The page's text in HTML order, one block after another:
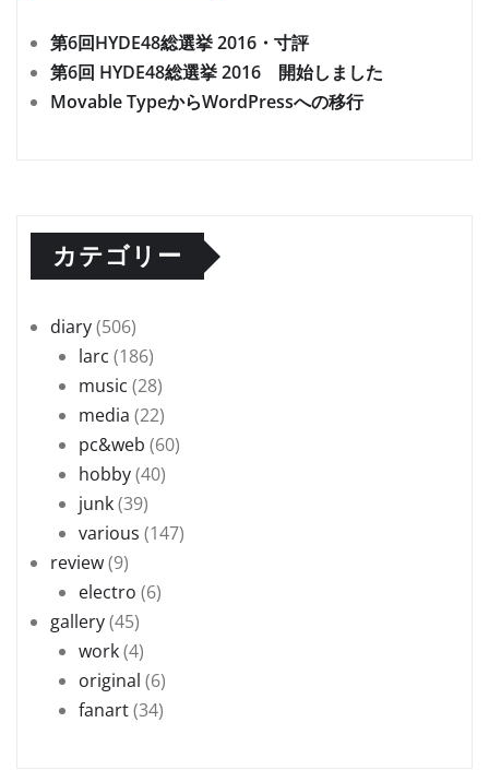
第6回HYDE48総選挙 2016・寸評
第6回 HYDE48総選挙 2016 開始しました
Movable TypeからWordPressへの移行
カテゴリー
diary(506)
larc (186)
music (28)
media (22)
pc&web (60)
hobby(40)
junk(39)
various (147)
review(9)
electro (6)
gallery(45)
work(4)
original (6)
fanart(34)